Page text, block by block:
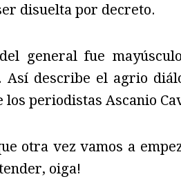
disuelta por decreto.
general fue
Así describe el agrio
los periodistas Ascanio
otra vez vamos a
oiga!